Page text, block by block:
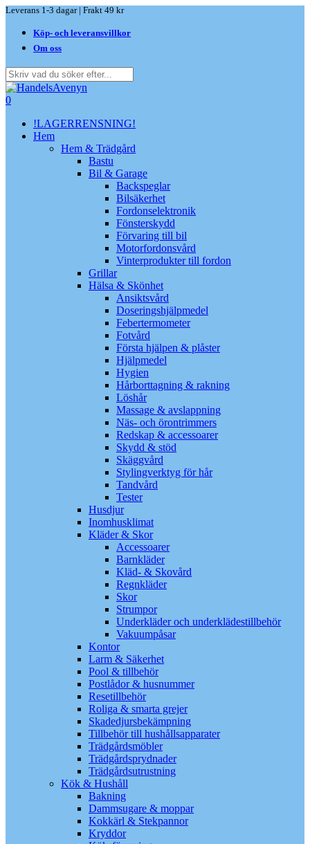
Skip
main
content
Leverans 1-3 dagar | Frakt 49 kr
Köp- och leveransvillkor
Om oss
Close
Search
search
0
!LAGERRENSNING!
Hem
Hem & Trädgård
Bastu
Bil & Garage
Backspeglar
Bilsäkerhet
Fordonselektronik
Fönsterskydd
Förvaring till bil
Motorfordonsvård
Vinterprodukter till fordon
Grillar
Hälsa & Skönhet
Ansiktsvård
Doseringshjälpmedel
Febertermometer
Fotvård
Första hjälpen & plåster
Hjälpmedel
Hygien
Hårborttagning & rakning
Löshår
Massage & avslappning
Näs- och örontrimmers
Redskap & accessoarer
Skydd & stöd
Skäggvård
Stylingverktyg för hår
Tandvård
Tester
Husdjur
Inomhusklimat
Kläder & Skor
Accessoarer
Barnkläder
Kläd- & Skovård
Regnkläder
Skor
Strumpor
Underkläder och underklädestillbehör
Vakuumpåsar
Kontor
Larm & Säkerhet
Pool & tillbehör
Postlådor & husnummer
Resetillbehör
Roliga & smarta grejer
Skadedjursbekämpning
Tillbehör till hushållsapparater
Trädgårdsmöbler
Trädgårdsprydnader
Trädgårdsutrustning
Kök & Hushåll
Bakning
Dammsugare & moppar
Kokkärl & Stekpannor
Kryddor